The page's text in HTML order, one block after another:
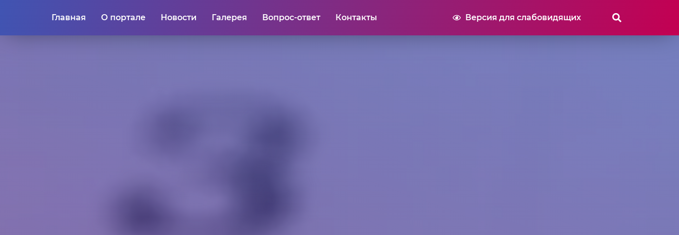
Главная О портале Новости Галерея Вопрос-ответ Контакты Версия для слабовидящих